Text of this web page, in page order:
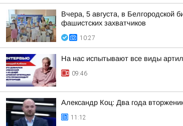
Вчера, 5 августа, в Белгородской
фашистских захватчиков
10:27
На нас испытывают все виды
09:46
Александр Коц: Два года
11:12